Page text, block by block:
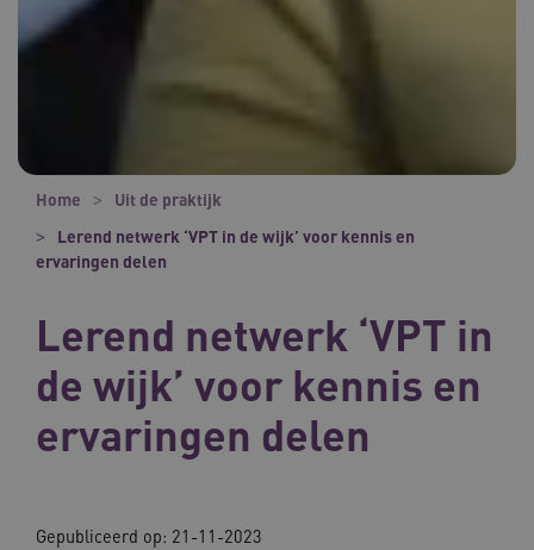
Home
Uit de praktijk
Lerend netwerk ‘VPT in de wijk’ voor kennis en
ervaringen delen
Lerend netwerk ‘VPT in
de wijk’ voor kennis en
ervaringen delen
Gepubliceerd op: 21-11-2023